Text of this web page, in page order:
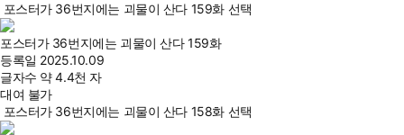
포스터가 36번지에는 괴물이 산다 159화 선택
포스터가 36번지에는 괴물이 산다 159화
등록일 2025.10.09
글자수 약 4.4천 자
대여 불가
포스터가 36번지에는 괴물이 산다 158화 선택